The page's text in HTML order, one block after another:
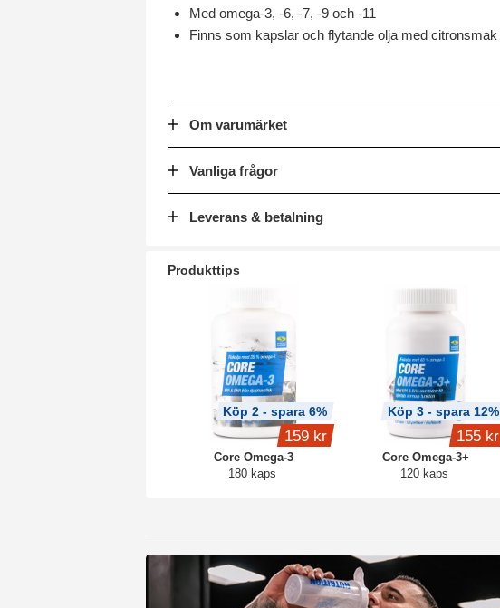
Med omega-3, -6, -7, -9 och -11
Finns som kapslar och flytande olja med citronsmak
Om varumärket
Vanliga frågor
Leverans & betalning
Produkttips
Core Omega-3
180 kaps
Köp 2 - spara 6%
159 kr
Core Omega-3+
120 kaps
Köp 3 - spara 12%
155 kr